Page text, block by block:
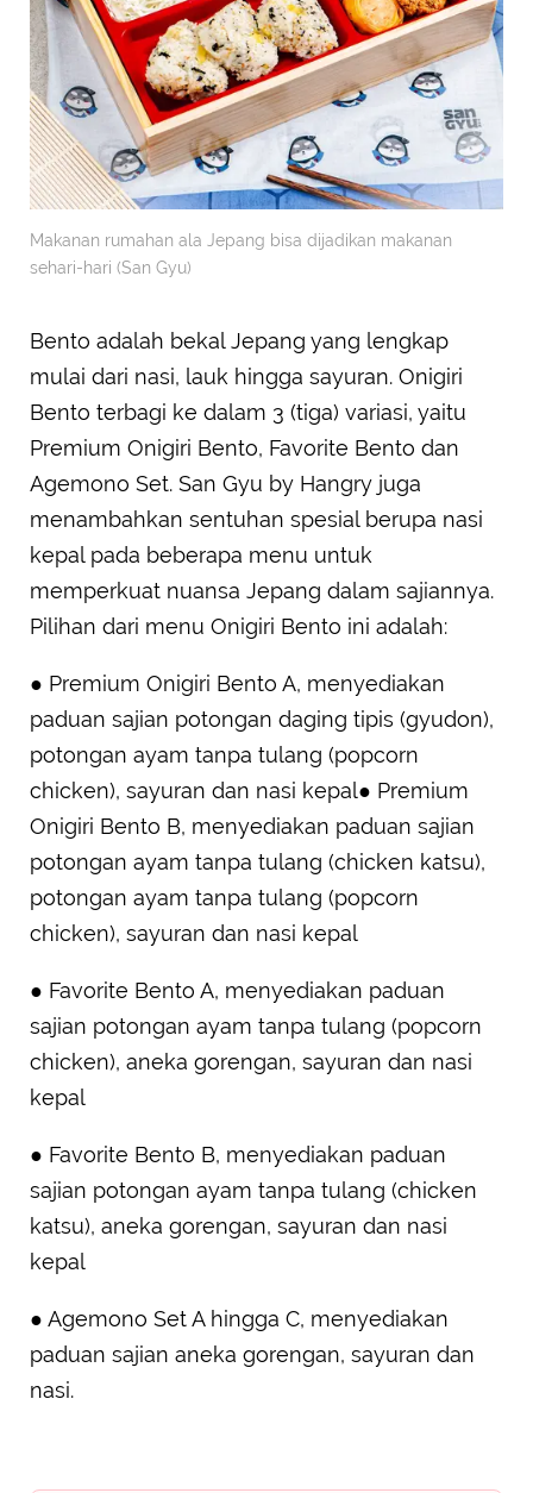
Makanan rumahan ala Jepang bisa dijadikan makanan
sehari-hari (San Gyu)
Bento adalah bekal Jepang yang lengkap
mulai dari nasi, lauk hingga sayuran. Onigiri
Bento terbagi ke dalam 3 (tiga) variasi, yaitu
Premium Onigiri Bento, Favorite Bento dan
Agemono Set. San Gyu by Hangry juga
menambahkan sentuhan spesial berupa nasi
kepal pada beberapa menu untuk
memperkuat nuansa Jepang dalam sajiannya.
Pilihan dari menu Onigiri Bento ini adalah:
● Premium Onigiri Bento A, menyediakan
paduan sajian potongan daging tipis (gyudon),
potongan ayam tanpa tulang (popcorn
chicken), sayuran dan nasi kepal● Premium
Onigiri Bento B, menyediakan paduan sajian
potongan ayam tanpa tulang (chicken katsu),
potongan ayam tanpa tulang (popcorn
chicken), sayuran dan nasi kepal
● Favorite Bento A, menyediakan paduan
sajian potongan ayam tanpa tulang (popcorn
chicken), aneka gorengan, sayuran dan nasi
kepal
● Favorite Bento B, menyediakan paduan
sajian potongan ayam tanpa tulang (chicken
katsu), aneka gorengan, sayuran dan nasi
kepal
● Agemono Set A hingga C, menyediakan
paduan sajian aneka gorengan, sayuran dan
nasi.